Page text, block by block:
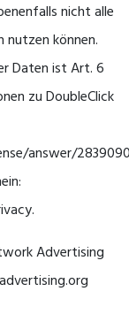
nicht alle
nutzen können.
Daten ist Art. 6
zu DoubleClick
answer/
Advertising